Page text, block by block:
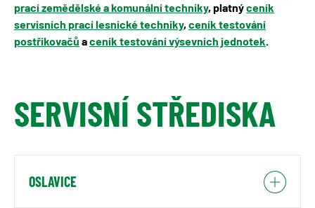
prací zemědělské a komunální techniky, platnýceník
servisních prací lesnické techniky, ceník testování
postřikovačů aceník testování výsevních jednotek.
SERVISNÍ STŘEDISKA
OSLAVICE